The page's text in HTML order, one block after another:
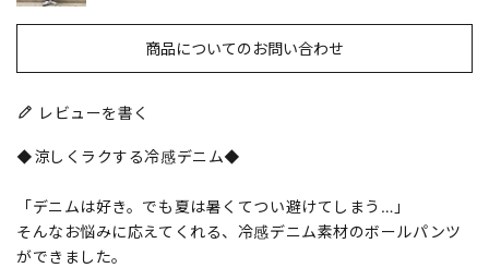
商品についてのお問い合わせ
レビューを書く
◆涼しくラクする冷感デニム◆
「デニムは好き。でも夏は暑くてつい避けてしまう…」
そんなお悩みに応えてくれる、冷感デニム素材のボールパンツ
ができました。